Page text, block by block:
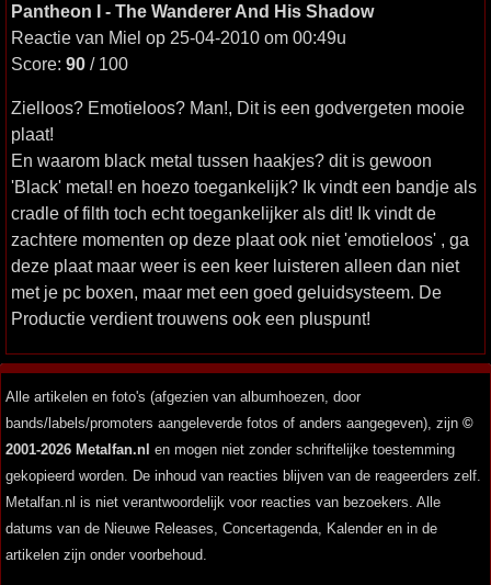
Pantheon I - The Wanderer And His Shadow
Reactie van Miel op 25-04-2010 om 00:49u
Score: 90 / 100
Zielloos? Emotieloos? Man!, Dit is een godvergeten mooie
plaat!
En waarom black metal tussen haakjes? dit is gewoon
'Black' metal! en hoezo toegankelijk? Ik vindt een bandje als
cradle of filth toch echt toegankelijker als dit! Ik vindt de
zachtere momenten op deze plaat ook niet 'emotieloos' , ga
deze plaat maar weer is een keer luisteren alleen dan niet
met je pc boxen, maar met een goed geluidsysteem. De
Productie verdient trouwens ook een pluspunt!
Alle artikelen en foto's (afgezien van albumhoezen, door
bands/labels/promoters aangeleverde fotos of anders aangegeven), zijn ©
2001-2026 Metalfan.nl en mogen niet zonder schriftelijke toestemming
gekopieerd worden. De inhoud van reacties blijven van de reageerders zelf.
Metalfan.nl is niet verantwoordelijk voor reacties van bezoekers. Alle
datums van de Nieuwe Releases, Concertagenda, Kalender en in de
artikelen zijn onder voorbehoud.